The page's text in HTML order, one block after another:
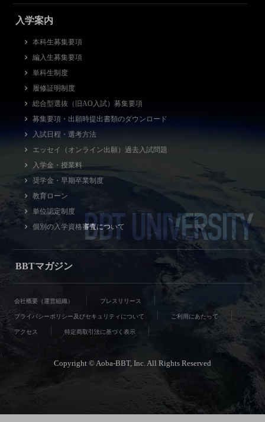
入学案内
本科生募集要項
編入生募集要項
単科生制度
履修証明制度
総合型選抜（旧AO入試）募集要項
募集要項・出願時提出書類のダウンロード
入試日程・選考方法
エッセイ（オンライン出願）過去入試問題
入学金・授業料
奨学金・早期卒業制度
教育ローン
単位認定制度
個別の入学資格審査について
BBTマガジン
BBT UNIVERSITY
会社概要（運営組織） プレスリリース
プライバシーポリシー及びセキュリティについて ご利用にあたって
アクセス 特定商取引法に基づく表示
Copyright © Aoba-BBT, Inc. All Rights Reserved